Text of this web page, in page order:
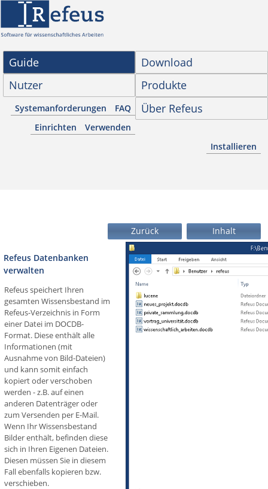
Download
Guide
Produkte
Nutzer
Über Refeus
FAQ
Systemanforderungen
Verwenden
Einrichten
Installieren
Inhalt
Zurück
Refeus Datenbanken
verwalten
Refeus speichert Ihren
gesamten Wissensbestand im
Refeus-Verzeichnis in Form
einer Datei im DOCDB-
Format. Diese enthält alle
Informationen (mit
Ausnahme von Bild-Dateien)
und kann somit einfach
kopiert oder verschoben
werden - z.B. auf einen
anderen Datenträger oder
zum Versenden per E-Mail.
Wenn Ihr Wissensbestand
Bilder enthält, befinden diese
sich in Ihren Eigenen Dateien.
Diesen müssen Sie in diesem
Fall ebenfalls kopieren bzw.
verschieben.